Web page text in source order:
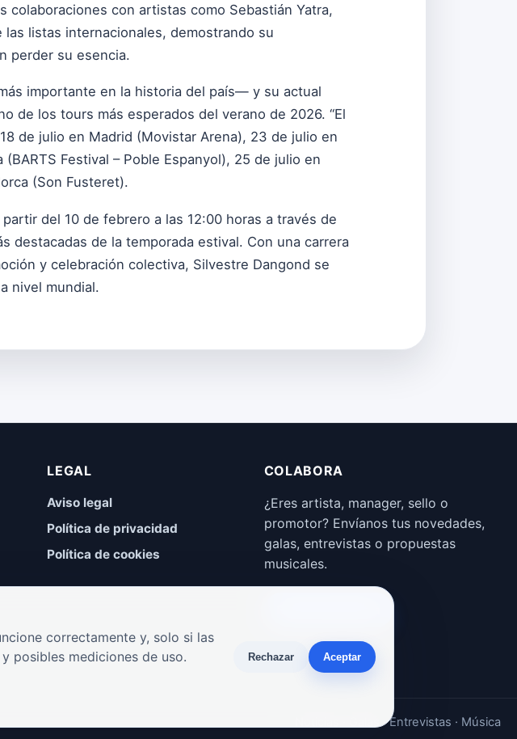
colaboraciones con artistas como Sebastián Yatra,
listas internacionales, demostrando su
perder su esencia.
importante en la historia del país— y su actual
de los tours más esperados del verano de 2026. “El
de julio en Madrid (Movistar Arena), 23 de julio en
Festival – Poble Espanyol), 25 de julio en
(Son Fusteret).
del 10 de febrero a las 12:00 horas a través de
destacadas de la temporada estival. Con una carrera
y celebración colectiva, Silvestre Dangond se
nivel mundial.
LEGAL
Aviso legal
Política de privacidad
Política de cookies
COLABORA
¿Eres artista, manager, sello o
promotor? Envíanos tus novedades,
galas, entrevistas o propuestas
musicales.
Noticias · Galas · Entrevistas · Música
correctamente y, solo si las
posibles mediciones de uso.
Rechazar Aceptar